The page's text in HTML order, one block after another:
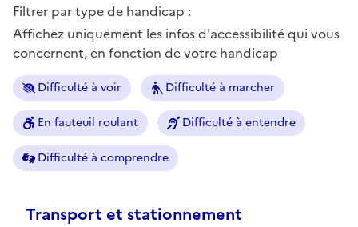
Filtrer par type de handicap :
Affichez uniquement les infos d'accessibilité qui vous
concernent, en fonction de votre handicap
Difficulté à voir Difficulté à marcher
En fauteuil roulant Difficulté à entendre
Difficulté à comprendre
Transport et stationnement